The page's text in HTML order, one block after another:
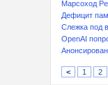
Марсоход
Дефицит
Слежка под
OpenAI
< 1 2